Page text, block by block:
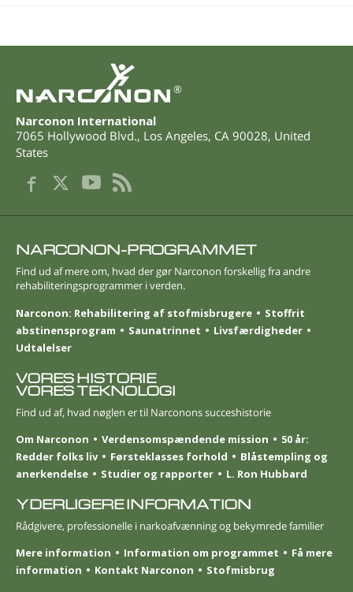
®
Narconon International
7065 Hollywood Blvd., Los Angeles, CA 90028, United
States
NARCONON-PROGRAMMET
Find ud af mere om, hvad der gør Narconon forskellig fra andre
rehabiliteringsprogrammer i verden.
Narconon: Rehabilitering af stofmisbrugere
Stoffrit
abstinensprogram
Saunatrinnet
Livsfærdigheder
Udtalelser
VORES HISTORIE
VORES TEKNOLOGI
Find ud af, hvad nøglen er til Narconons succeshistorie
Om Narconon
Verdensomspændende mission
50 år:
Redder folks liv
Førsteklasses forhold
Blåstempling og
anerkendelse
Studier og rapporter L. Ron Hubbard
YDERLIGERE INFORMATION
Rådgivere, professionelle i narkoafvænning og bekymrede familier
Mere information
Information om programmet
Få mere
information
Kontakt Narconon Stofmisbrug